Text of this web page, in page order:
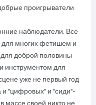
проигрыватели
наблюдатели. Все
для многих фетишем и
доброй половины
инструментом для
уже не первый год
и "цифровых" и "сиди"-
массе своей никто не